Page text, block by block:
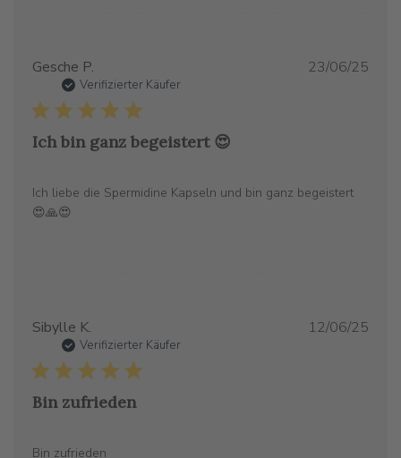
Gesche P.
Verifizierter Käufer
Ich bin ganz begeistert 😍
Ich liebe die Spermidine Kapseln und bin ganz begeistert
😍🙏😍
23/06/25
Sibylle K.
Verifizierter Käufer
Bin zufrieden
Bin zufrieden
12/06/25